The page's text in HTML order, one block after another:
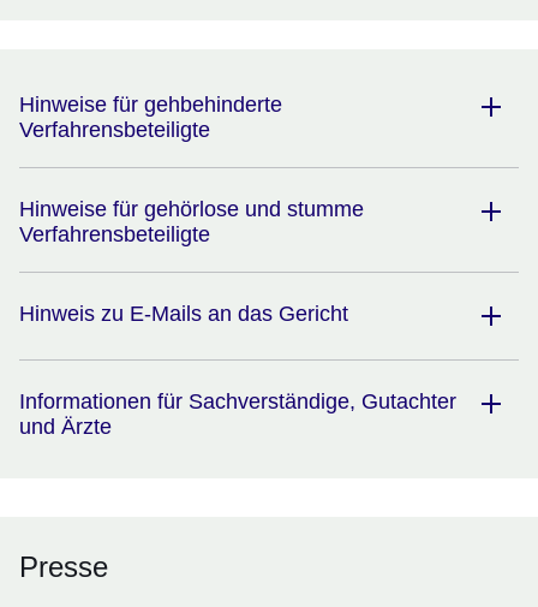
Hinweise für gehbehinderte
Verfahrensbeteiligte
Hinweise für gehörlose und stumme
Verfahrensbeteiligte
Hinweis zu E-Mails an das Gericht
Informationen für Sachverständige, Gutachter
und Ärzte
Presse